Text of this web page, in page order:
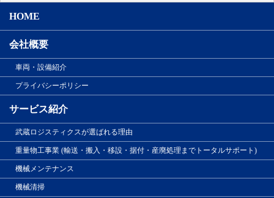
HOME
会社概要
車両・設備紹介
プライバシーポリシー
サービス紹介
武蔵ロジスティクスが選ばれる理由
重量物工事業 (輸送・搬入・移設・据付・産廃処理までトータルサポート)
機械メンテナンス
機械清掃